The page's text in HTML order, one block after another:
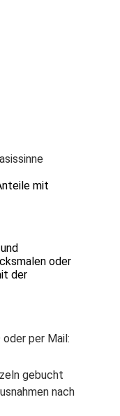
mit
oder
der
per Mail:
gebucht
nach